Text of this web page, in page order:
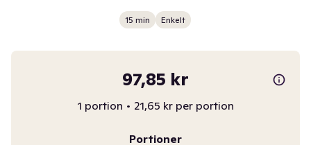
15 min Enkelt
97,85 kr
1 portion • 21,65 kr per portion
Portioner